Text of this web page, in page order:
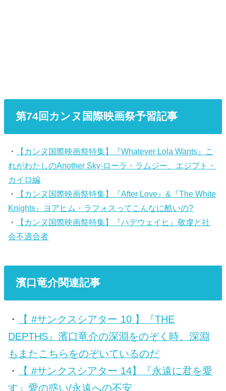
第74回カンヌ国際映画祭予習記事
・
【カンヌ国際映画祭特集】『Whatever Lola Wants』こ
れがわたしのAnother Sky-ローラ・ラムジー、エジプト・
カイロ編
・
【カンヌ国際映画祭特集】『After Love』&『The White
Knights』ヨアヒム・ラフォスってこんなに酷いの?
・
【カンヌ国際映画祭特集】『ハデウェイヒ』敬虔と社
会不適合者
濱口竜介関連記事
・
【 #サンクスシアター 10 】『THE
DEPTHS』濱口竜介の深淵をのぞく時、深淵
もまたこちらをのぞいているのだ
・
【 #サンクスシアター 14】『永遠に君を愛
す』愛の惑い/永遠への不安